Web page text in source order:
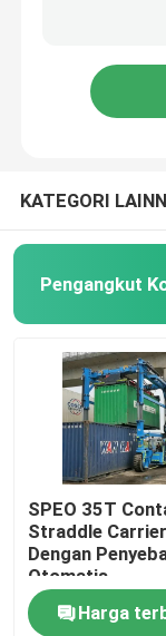
Pengangkut
Pengangkat
Truk
Derek Gantri
pembawa
KATEGORI
Pengangkut
SPEO 35T
Straddle
Dengan
Otomatis
Harga